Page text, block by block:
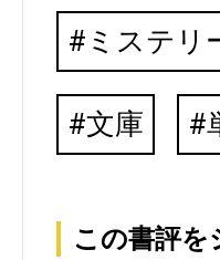
ミステリ
文庫
この書評を